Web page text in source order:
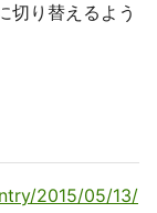
切り替えるよう
2015/05/13/